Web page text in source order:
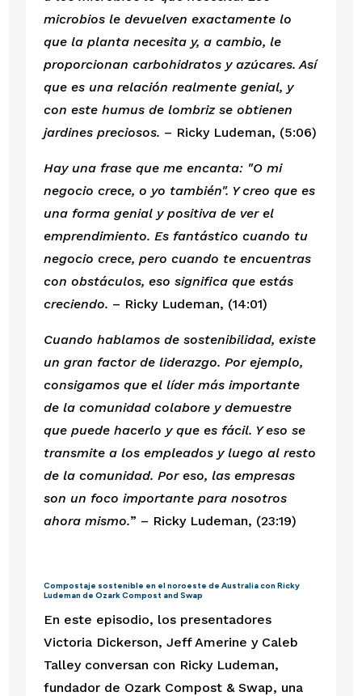
microbios le devuelven exactamente lo
que la planta necesita y, a cambio, le
proporcionan carbohidratos y azúcares. Así
que es una relación realmente genial, y
con este humus de lombriz se obtienen
jardines preciosos. – Ricky Ludeman, (5:06)
Hay una frase que me encanta: "O mi
negocio crece, o yo también". Y creo que es
una forma genial y positiva de ver el
emprendimiento. Es fantástico cuando tu
negocio crece, pero cuando te encuentras
con obstáculos, eso significa que estás
creciendo. – Ricky Ludeman, (14:01)
Cuando hablamos de sostenibilidad, existe
un gran factor de liderazgo. Por ejemplo,
consigamos que el líder más importante
de la comunidad colabore y demuestre
que puede hacerlo y que es fácil. Y eso se
transmite a los empleados y luego al resto
de la comunidad. Por eso, las empresas
son un foco importante para nosotros
ahora mismo.” – Ricky Ludeman, (23:19)
Compostaje sostenible en el noroeste de Australia con Ricky
Ludeman de Ozark Compost and Swap
En este episodio, los presentadores
Victoria Dickerson, Jeff Amerine y Caleb
Talley conversan con Ricky Ludeman,
fundador de Ozark Compost & Swap, una